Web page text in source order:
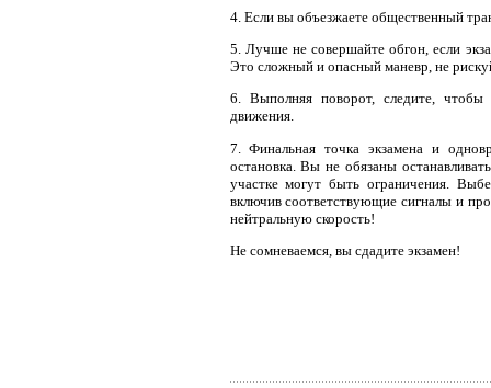
4. Если вы объезжаете общественный
5. Лучше не совершайте обгон, если
Это сложный и опасный маневр, не
6. Выполняя поворот, следите, чтобы
движения.
7. Финальная точка экзамена и
остановка. Вы не обязаны
участке могут быть ограничения.
включив соответствующие сигналы и
нейтральную скорость!
Не сомневаемся, вы сдадите экзамен!